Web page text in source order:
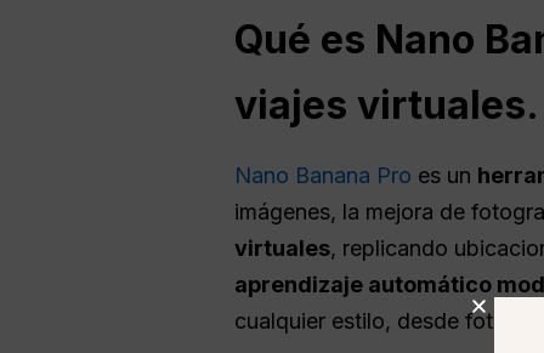
Qué es Nano
viajes virtuales.
Nano Banana Pro es un
imágenes, la mejora de
virtuales, replicando
aprendizaje automático
cualquier estilo, desde